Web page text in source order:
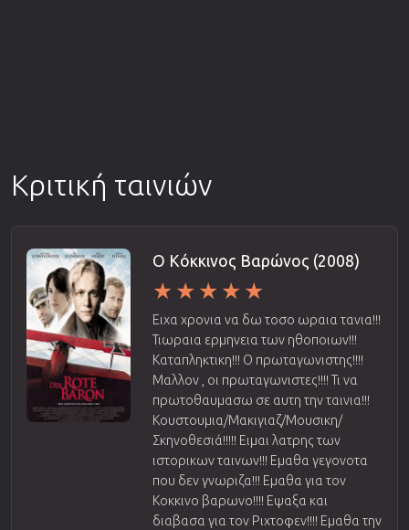
Κριτική ταινιών
Ο Κόκκινος Βαρώνος (2008)
Ειχα χρονια να δω τοσο ωραια τανια!!!
Τιωραια ερμηνεια των ηθοποιων!!!
Καταπληκτικη!!! Ο πρωταγωνιστης!!!!
Μαλλον , οι πρωταγωνιστες!!!! Τι να
πρωτοθαυμασω σε αυτη την ταινια!!!
Κουστουμια/Μακιγιαζ/Μουσικη/
Σκηνοθεσιά!!!!! Ειμαι λατρης των
ιστορικων ταινων!!! Εμαθα γεγονοτα
που δεν γνωριζα!!! Εμαθα για τον
Κοκκινο βαρωνο!!!! Εψαξα και
διαβασα για τον Ριχτοφεν!!!! Εμαθα την